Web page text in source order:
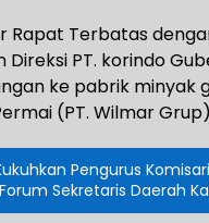
Rapat Terbatas
Direksi PT. korindo
ke pabrik minyak
(PT. Wilmar
Pengurus
Sekretaris Daerah
– 2024